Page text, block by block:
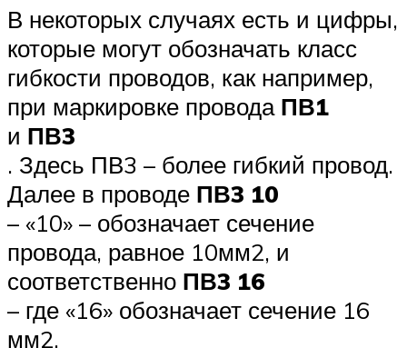
В некоторых случаях есть и цифры,
которые могут обозначать класс
гибкости проводов, как например,
при маркировке провода ПВ1
и ПВ3
. Здесь ПВ3 – более гибкий провод.
Далее в проводе ПВ3 10
– «10» – обозначает сечение
провода, равное 10мм2, и
соответственно ПВ3 16
– где «16» обозначает сечение 16
мм2.